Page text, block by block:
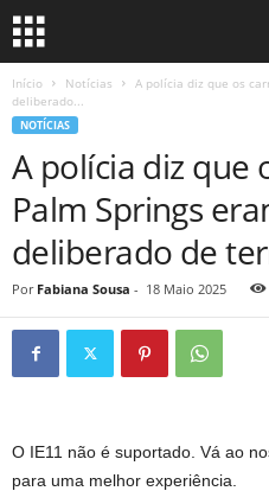
Início Notícias
A polícia diz que os
deliberado...
NOTÍCIAS
A polícia diz que
Palm Springs
deliberado de
Por Fabiana Sousa - 18 Maio 2025
O IE11 não é suportado. Vá ao
para uma melhor experiência.